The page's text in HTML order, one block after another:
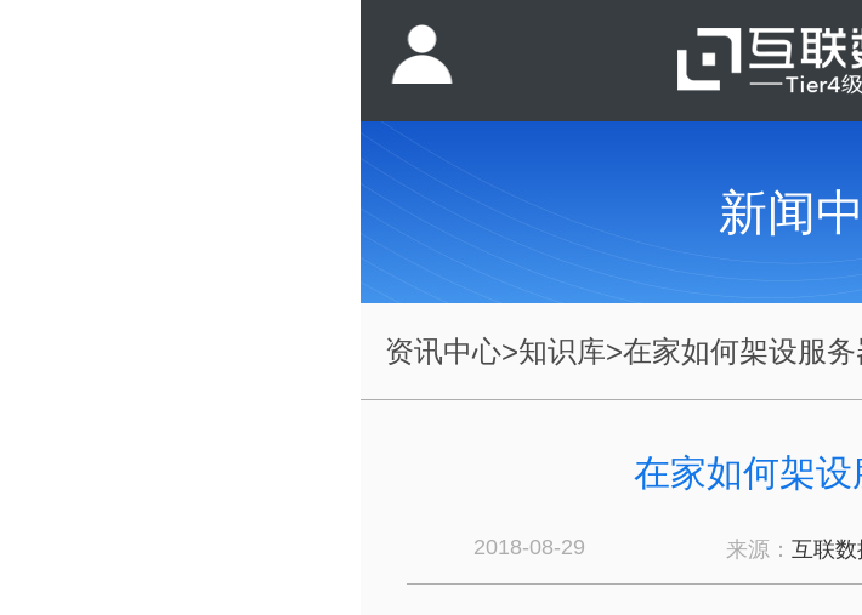
新闻
资讯中心>知识库>在家如何架设服务
在家如何架设
2018-08-29 来源： 互联数